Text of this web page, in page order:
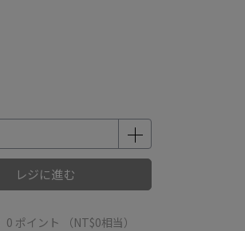
レジに進む
0 ポイント （NT$0相当）